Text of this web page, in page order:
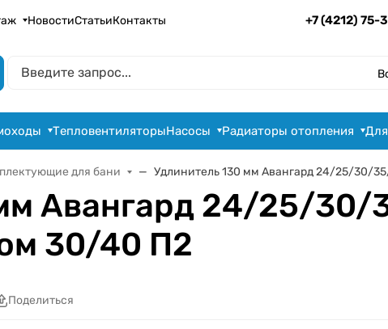
НовостиСтатьиКонтакты +7 (4212) 75-
ТепловентиляторыНасосы Радиаторы отопления
для бани Удлинитель 130 мм Авангард 24/25/30/
Авангард 24/25/30/
30/40 П2
Поделиться